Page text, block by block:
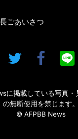
ごあいさつ
に掲載している写真・
の無断使用を禁じます。
© AFPBB News